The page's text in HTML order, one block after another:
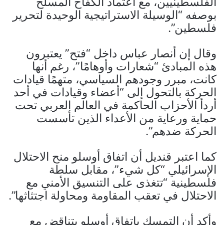
بوصفه “الوسيلة الاستراتيجية الوحيدة لتحرير
فلسطين”.
وقال إن أنصار عباس داخل “فتح” يعتبرون
هذه المبادئ “شعارات وأوهامًا”، رغم أنها
كانت، مبرر وجودهم السياسي، متهمًا قيادات
الحركة بالتحول إلى “أعضاء وقيادات في أحد
أردأ الأحزاب الحاكمة في العالم العربي تحت
حماية ورعاية من الأعداء الذين تأسست
الحركة ضدهم”.
كما اعتبر قنديل أن اتفاق أوسلو منح الاحتلال
الإسرائيلي “كل شيء”، مقابل سلطة
فلسطينية “تتغذى على التنسيق الأمني مع
الاحتلال في تعقب المقاومة ومحاولة اجتثاثها”.
وأكد أن التمسك باتفاق أوسلو يتناقض مع